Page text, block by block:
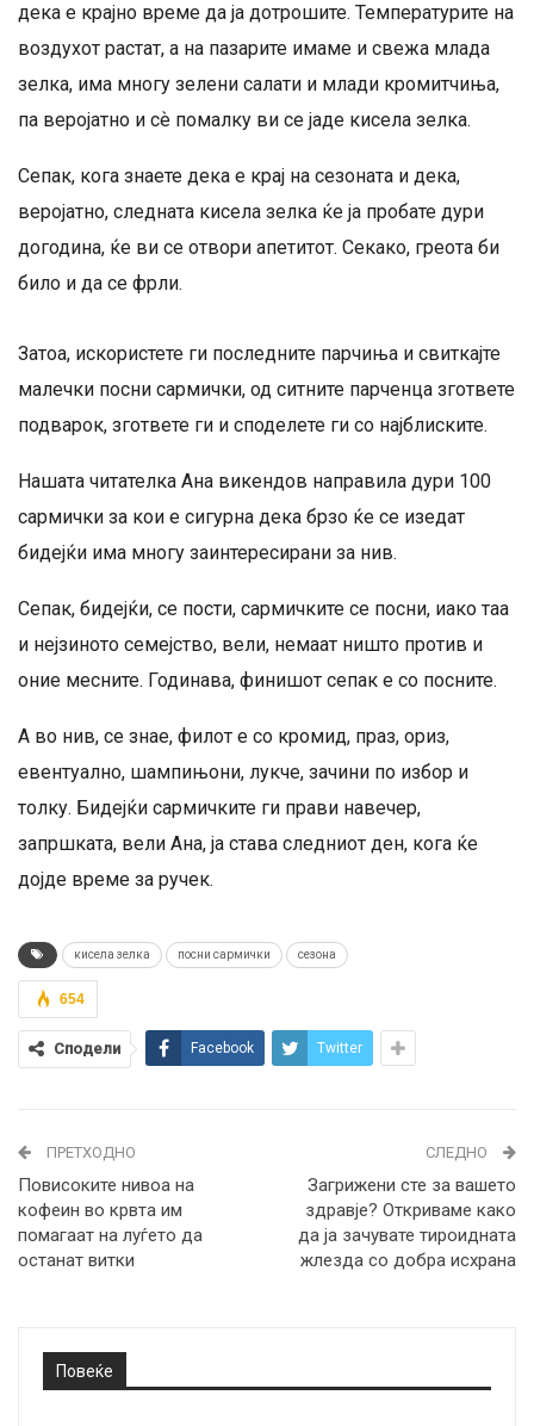
дека е крајно време да ја дотрошите. Температурите на
воздухот растат, а на пазарите имаме и свежа млада
зелка, има многу зелени салати и млади кромитчиња,
па веројатно и сѐ помалку ви се јаде кисела зелка.
Сепак, кога знаете дека е крај на сезоната и дека,
веројатно, следната кисела зелка ќе ја пробате дури
догодина, ќе ви се отвори апетитот. Секако, греота би
било и да се фрли.
Затоа, искористете ги последните парчиња и свиткајте
малечки посни сармички, од ситните парченца згответе
подварок, згответе ги и споделете ги со најблиските.
Нашата читателка Ана викендов направила дури 100
сармички за кои е сигурна дека брзо ќе се изедат
бидејќи има многу заинтересирани за нив.
Сепак, бидејќи, се пости, сармичките се посни, иако таа
и нејзиното семејство, вели, немаат ништо против и
оние месните. Годинава, финишот сепак е со посните.
А во нив, се знае, филот е со кромид, праз, ориз,
евентуално, шампињони, лукче, зачини по избор и
толку. Бидејќи сармичките ги прави навечер,
запршката, вели Ана, ја става следниот ден, кога ќе
дојде време за ручек.
кисела зелка посни сармички сезона
654
Сподели Facebook Twitter
ПРЕТХОДНО
Повисоките нивоа на
кофеин во крвта им
помагаат на луѓето да
останат витки
СЛЕДНО
Загрижени сте за вашето
здравје? Откриваме како
да ја зачувате тироидната
жлезда со добра исхрана
Повеќе